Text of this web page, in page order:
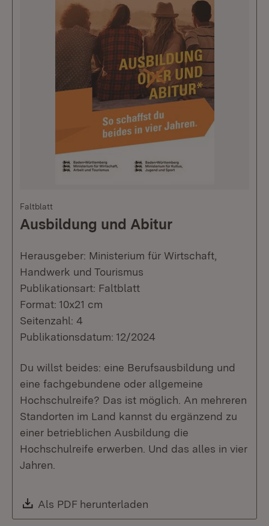
Faltblatt
Ausbildung und Abitur
Herausgeber: Ministerium für Wirtschaft,
Handwerk und Tourismus
Publikationsart: Faltblatt
Format: 10x21 cm
Seitenzahl: 4
Publikationsdatum: 12/2024
Du willst beides: eine Berufsausbildung und
eine fachgebundene oder allgemeine
Hochschulreife? Das ist möglich. An mehreren
Standorten im Land kannst du ergänzend zu
einer betrieblichen Ausbildung die
Hochschulreife erwerben. Und das alles in vier
Jahren.
Download:
Als PDF herunterladen